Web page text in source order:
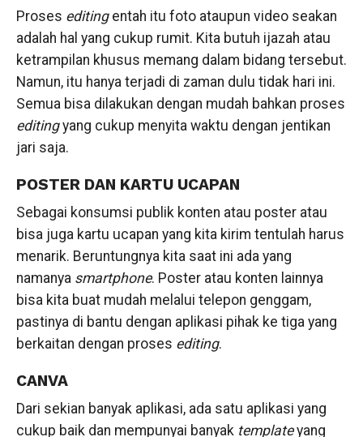
Proses editingentah itu foto ataupun video seakan
adalah hal yang cukup rumit. Kita butuh ijazah atau
ketrampilan khusus memang dalam bidang tersebut.
Namun, itu hanya terjadi di zaman dulu tidak hari ini.
Semua bisa dilakukan dengan mudah bahkan proses
editingyang cukup menyita waktu dengan jentikan
jari saja.
POSTER DAN KARTU UCAPAN
Sebagai konsumsi publik konten atau poster atau
bisa juga kartu ucapan yang kita kirim tentulah harus
menarik. Beruntungnya kita saat ini ada yang
namanya smartphone. Poster atau konten lainnya
bisa kita buat mudah melalui telepon genggam,
pastinya di bantu dengan aplikasi pihak ke tiga yang
berkaitan dengan proses editing.
CANVA
Dari sekian banyak aplikasi, ada satu aplikasi yang
cukup baik dan mempunyai banyak templateyang